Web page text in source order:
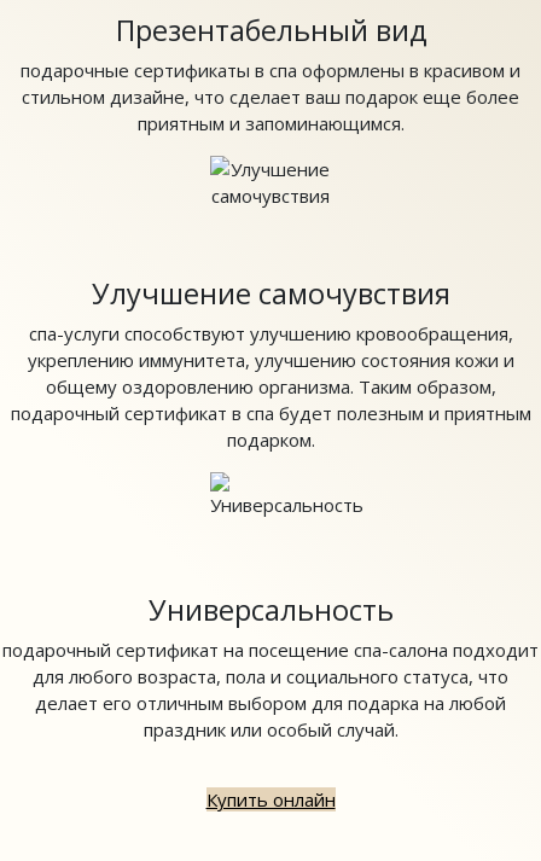
Презентабельный вид
подарочные сертификаты в спа оформлены в красивом и
стильном дизайне, что сделает ваш подарок еще более
приятным и запоминающимся.
Улучшение самочувствия
спа-услуги способствуют улучшению кровообращения,
укреплению иммунитета, улучшению состояния кожи и
общему оздоровлению организма. Таким образом,
подарочный сертификат в спа будет полезным и приятным
подарком.
Универсальность
подарочный сертификат на посещение спа-салона подходит
для любого возраста, пола и социального статуса, что
делает его отличным выбором для подарка на любой
праздник или особый случай.
Купить онлайн